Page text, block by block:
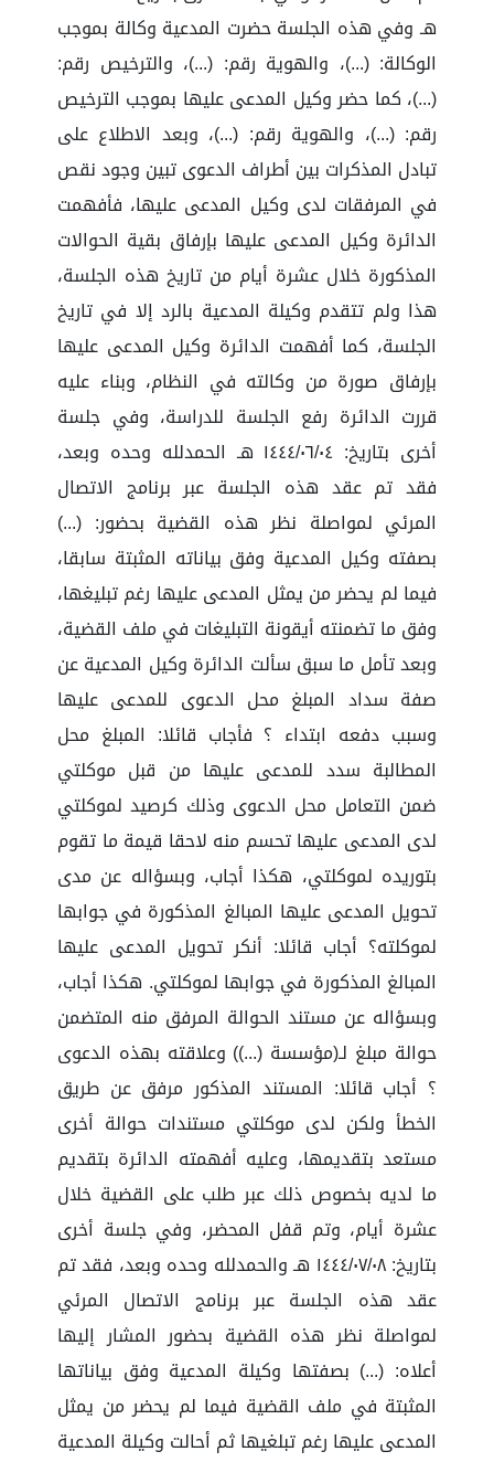
هـ وفي هذه الجلسة حضرت المدعية وكالة بموجب
الوكالة: (...)، والهوية رقم: (...)، والترخيص رقم:
(...)، كما حضر وكيل المدعى عليها بموجب الترخيص
رقم: (...)، والهوية رقم: (...)، وبعد الاطلاع على
تبادل المذكرات بين أطراف الدعوى تبين وجود نقص
في المرفقات لدى وكيل المدعى عليها، فأفهمت
الدائرة وكيل المدعى عليها بإرفاق بقية الحوالات
المذكورة خلال عشرة أيام من تاريخ هذه الجلسة،
هذا ولم تتقدم وكيلة المدعية بالرد إلا في تاريخ
الجلسة، كما أفهمت الدائرة وكيل المدعى عليها
بإرفاق صورة من وكالته في النظام، وبناء عليه
قررت الدائرة رفع الجلسة للدراسة، وفي جلسة
أخرى بتاريخ: ١٤٤٤/٠٦/٠٤ هـ الحمدلله وحده وبعد،
فقد تم عقد هذه الجلسة عبر برنامج الاتصال
المرئي لمواصلة نظر هذه القضية بحضور: (...)
بصفته وكيل المدعية وفق بياناته المثبتة سابقا،
فيما لم يحضر من يمثل المدعى عليها رغم تبليغها،
وفق ما تضمنته أيقونة التبليغات في ملف القضية،
وبعد تأمل ما سبق سألت الدائرة وكيل المدعية عن
صفة سداد المبلغ محل الدعوى للمدعى عليها
وسبب دفعه ابتداء ؟ فأجاب قائلا: المبلغ محل
المطالبة سدد للمدعى عليها من قبل موكلتي
ضمن التعامل محل الدعوى وذلك كرصيد لموكلتي
لدى المدعى عليها تحسم منه لاحقا قيمة ما تقوم
بتوريده لموكلتي، هكذا أجاب، وبسؤاله عن مدى
تحويل المدعى عليها المبالغ المذكورة في جوابها
لموكلته؟ أجاب قائلا: أنكر تحويل المدعى عليها
المبالغ المذكورة في جوابها لموكلتي. هكذا أجاب،
وبسؤاله عن مستند الحوالة المرفق منه المتضمن
حوالة مبلغ لـ(مؤسسة (...)) وعلاقته بهذه الدعوى
؟ أجاب قائلا: المستند المذكور مرفق عن طريق
الخطأ ولكن لدى موكلتي مستندات حوالة أخرى
مستعد بتقديمها، وعليه أفهمته الدائرة بتقديم
ما لديه بخصوص ذلك عبر طلب على القضية خلال
عشرة أيام، وتم قفل المحضر، وفي جلسة أخرى
بتاريخ: ١٤٤٤/٠٧/٠٨ هـ والحمدلله وحده وبعد، فقد تم
عقد هذه الجلسة عبر برنامج الاتصال المرئي
لمواصلة نظر هذه القضية بحضور المشار إليها
أعلاه: (...) بصفتها وكيلة المدعية وفق بياناتها
المثبتة في ملف القضية فيما لم يحضر من يمثل
المدعى عليها رغم تبلغيها ثم أحالت وكيلة المدعية